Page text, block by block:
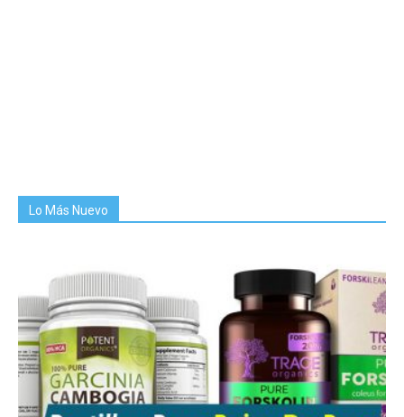
Lo Más Nuevo